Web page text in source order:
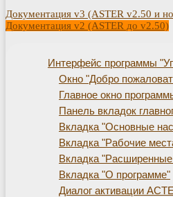
Документация v3 (ASTER v2.50 и
Документация v2 (ASTER до v2.50)
Интерфейс программы
Окно "Добро
Главное окно
Панель вкладок
Вкладка "Основные
Вкладка "Рабочие
Вкладка "Расширенные
Вкладка "О программе"
Диалог активации